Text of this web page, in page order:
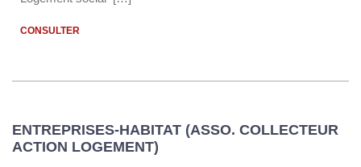
CONSULTER
ENTREPRISES-HABITAT (ASSO. COLLECTEUR
ACTION LOGEMENT)